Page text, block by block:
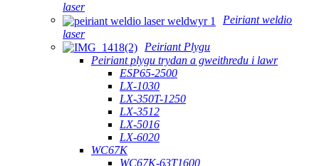
laser
Peiriant weldio
laser
Peiriant Plygu
Peiriant plygu trydan a gweithredu i lawr
ESP65-2500
LX-1030
LX-350T-1250
LX-3512
LX-5016
LX-6020
WC67K
WC67K-63T1600